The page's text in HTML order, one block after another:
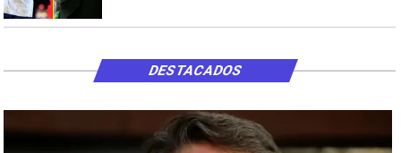
DESTACADOS